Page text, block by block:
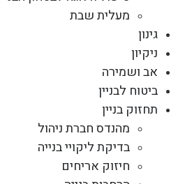
מעלית שבת
גינון
ניקיון
אב ושמירה
ביטוח לבניין
תחזוק בניין
מהנדס חברת ניהול
בדיקת ליקויי בנייה
חיזוק אריחים